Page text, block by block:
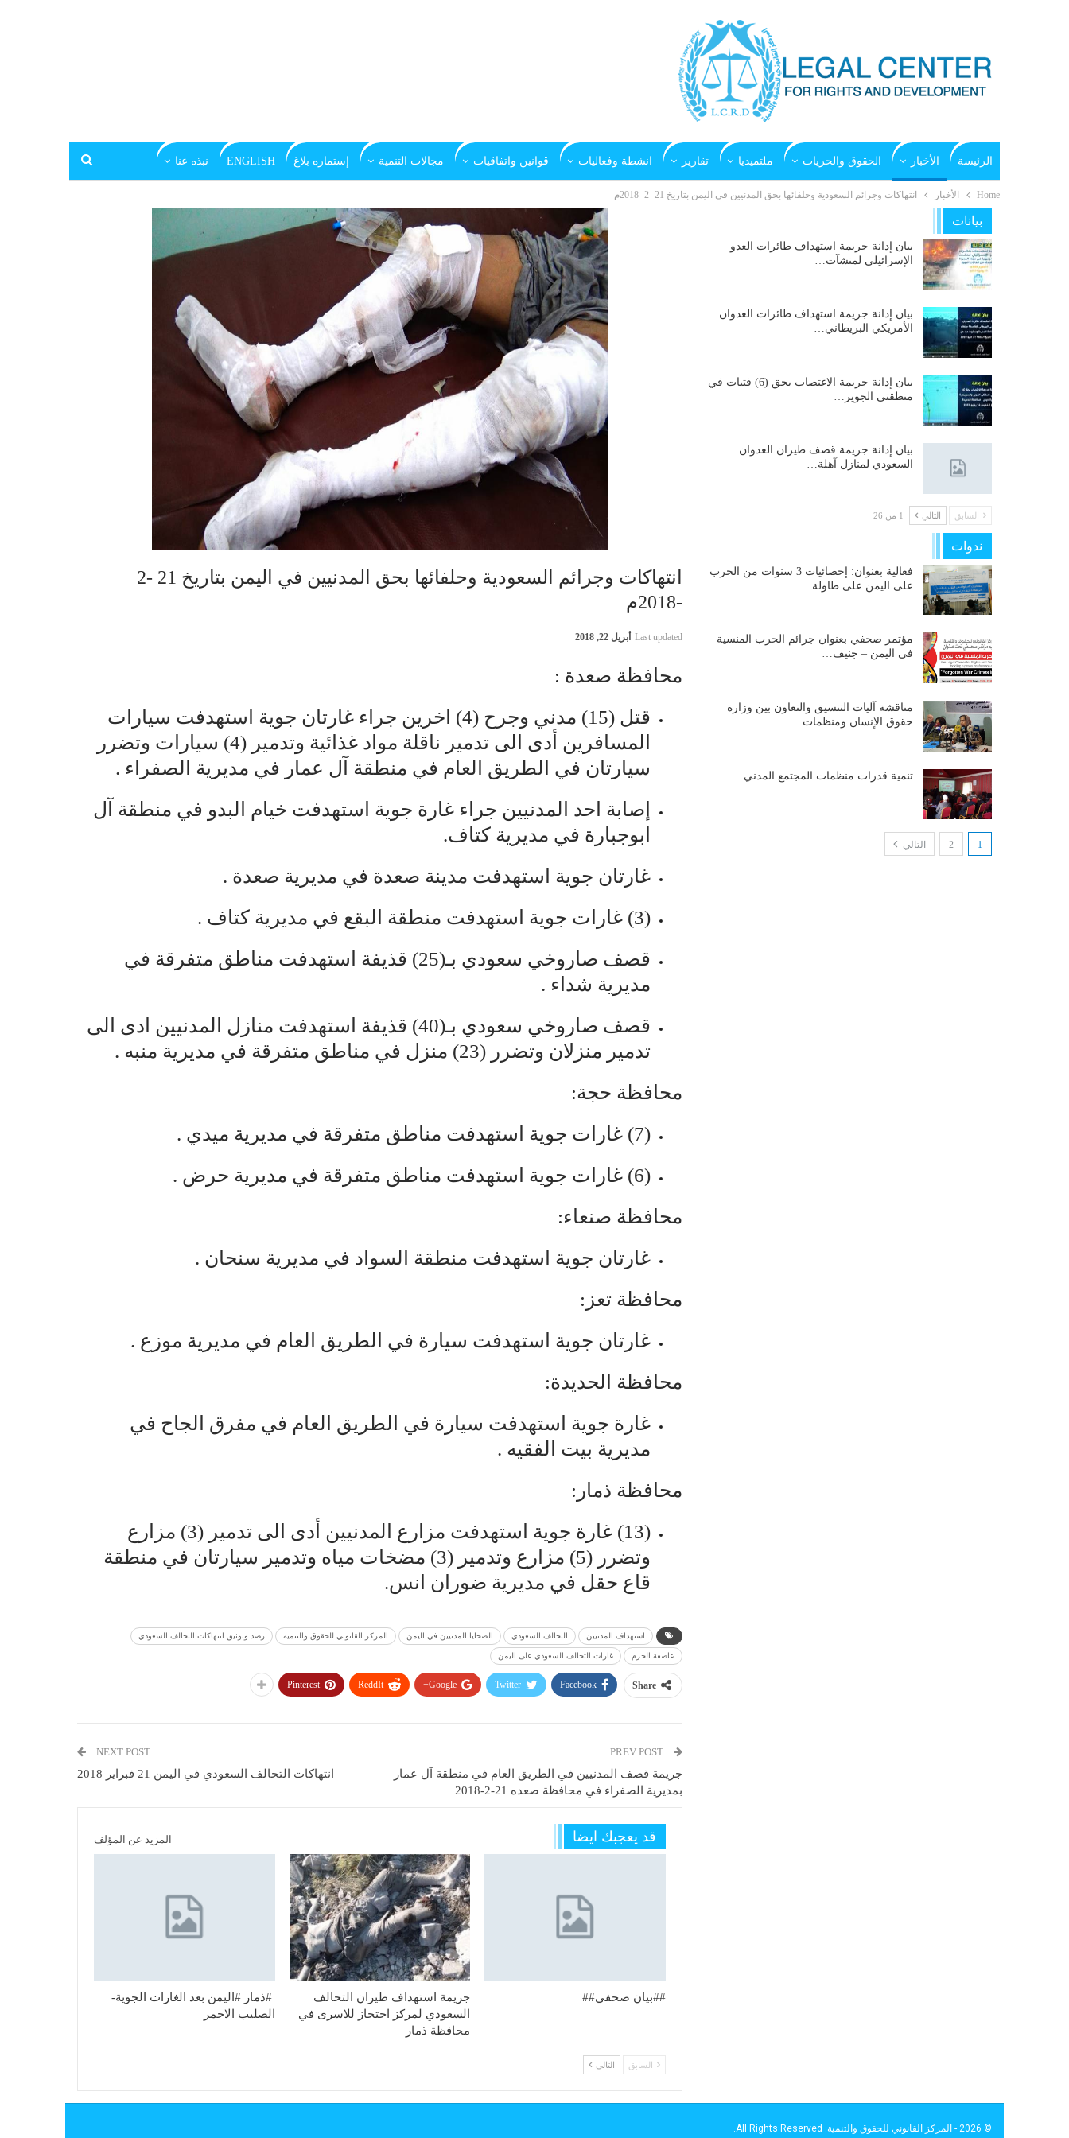
الرئيسة الأخبار الحقوق والحريات ملتميديا تقارير انشطة وفعاليات قوانين واتفاقيات مجالات التنمية إستماره بلاغ ENGLISH نبذه عنا
Home الأخبار انتهاكات وجرائم السعودية وحلفائها بحق المدنيين في اليمن بتاريخ 21 -2 -2018م
انتهاكات وجرائم السعودية وحلفائها بحق المدنيين في اليمن بتاريخ 21 -2
-2018م
Last updated أبريل 22, 2018
محافظة صعدة :
قتل (15) مدني وجرح (4) اخرين جراء غارتان جوية استهدفت سيارات
المسافرين أدى الى تدمير ناقلة مواد غذائية وتدمير (4) سيارات وتضرر
سيارتان في الطريق العام في منطقة آل عمار في مديرية الصفراء .
إصابة احد المدنيين جراء غارة جوية استهدفت خيام البدو في منطقة آل
ابوجبارة في مديرية كتاف.
غارتان جوية استهدفت مدينة صعدة في مديرية صعدة .
(3) غارات جوية استهدفت منطقة البقع في مديرية كتاف .
قصف صاروخي سعودي بـ(25) قذيفة استهدفت مناطق متفرقة في
مديرية شداء .
قصف صاروخي سعودي بـ(40) قذيفة استهدفت منازل المدنيين ادى الى
تدمير منزلان وتضرر (23) منزل في مناطق متفرقة في مديرية منبه .
محافظة حجة:
(7) غارات جوية استهدفت مناطق متفرقة في مديرية ميدي .
(6) غارات جوية استهدفت مناطق متفرقة في مديرية حرض .
محافظة صنعاء:
غارتان جوية استهدفت منطقة السواد في مديرية سنحان .
محافظة تعز:
غارتان جوية استهدفت سيارة في الطريق العام في مديرية موزع .
محافظة الحديدة:
غارة جوية استهدفت سيارة في الطريق العام في مفرق الجاح في
مديرية بيت الفقيه .
محافظة ذمار:
(13) غارة جوية استهدفت مزارع المدنيين أدى الى تدمير (3) مزارع
وتضرر (5) مزارع وتدمير (3) مضخات مياه وتدمير سيارتان في منطقة
قاع حقل في مديرية ضوران انس.
استهداف المدنيين التحالف السعودي الضحايا المدنيين في اليمن المركز القانوني للحقوق والتنمية رصد وتوثيق انتهاكات التحالف السعودي
عاصفة الحزم غارات التحالف السعودي على اليمن
Share
Facebook
Twitter
Google+
ReddIt
Pinterest
PREV POST
جريمة قصف المدنيين في الطريق العام في منطقة آل عمار
بمديرية الصفراء في محافظة صعده 21-2-2018
NEXT POST
انتهاكات التحالف السعودي في اليمن 21 فبراير 2018
قد يعجبك ايضا المزيد عن المؤلف
##بيان صحفي##
جريمة استهداف طيران التحالف
السعودي لمركز احتجاز للاسرى في
محافظة ذمار
#ذمار #اليمن بعد الغارات الجوية-
الصليب الاحمر
السابق التالي
بيانات
بيان إدانة جريمة استهداف طائرات العدو
الإسرائيلي لمنشآت…
بيان إدانة جريمة استهداف طائرات العدوان
الأمريكي البريطاني…
بيان إدانة جريمة الاغتصاب بحق (6) فتيات في
منطقتي الجوير…
بيان إدانة جريمة قصف طيران العدوان
السعودي لمنازل آهلة…
السابق التالي 1 من 26
ندوات
فعالية بعنوان: إحصائيات 3 سنوات من الحرب
على اليمن على طاولة…
مؤتمر صحفي بعنوان جرائم الحرب المنسية
في اليمن – جنيف…
مناقشة آليات التنسيق والتعاون بين وزارة
حقوق الإنسان ومنظمات…
تنمية قدرات منظمات المجتمع المدني
1
2 التالي
© 2026 - المركز القانوني للحقوق والتنمية. All Rights Reserved.